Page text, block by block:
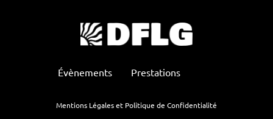
Évènements Prestations
Mentions Légales et Politique de Confidentialité